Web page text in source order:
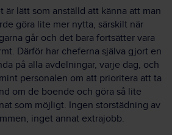
är lätt som anställd att känna att man
göra lite mer nytta, särskilt när
går och det bara fortsätter vara
Därför har cheferna själva gjort en
på alla avdelningar, varje dag, och
personalen om att prioritera att ta
om de boende och göra så lite
som möjligt. Ingen storstädning av
inget annat extrajobb.